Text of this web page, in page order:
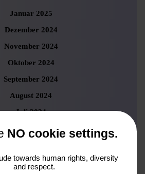
Januar 2025
Dezember 2024
November 2024
Oktober 2024
September 2024
August 2024
Juli 2024
Juni 2024
April 2024
NO cookie settings.
towards human rights, diversity
and respect.